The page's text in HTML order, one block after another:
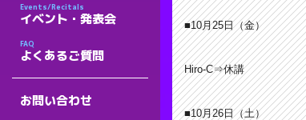
Events/Recitals
イベント・発表会
FAQ
よくあるご質問
お問い合わせ
■10月25日（金）
Hiro-C⇒休講
■10月26日（土）